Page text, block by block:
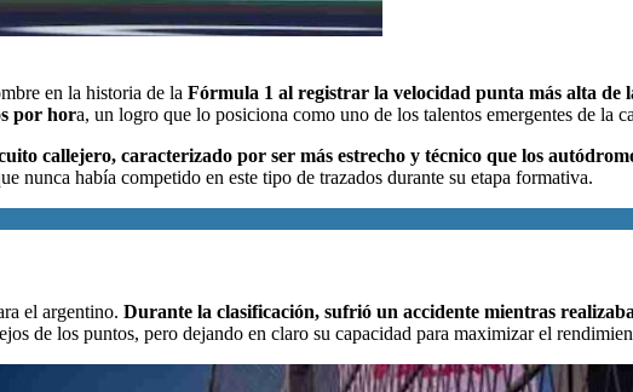
en la historia de la Fórmula 1 al registrar la velocidad punta más alta de
por hora, un logro que lo posiciona como uno de los talentos emergentes de la
callejero, caracterizado por ser más estrecho y técnico que los
nunca había competido en este tipo de trazados durante su etapa formativa.
el argentino. Durante la clasificación, sufrió un accidente mientras
de los puntos, pero dejando en claro su capacidad para maximizar el